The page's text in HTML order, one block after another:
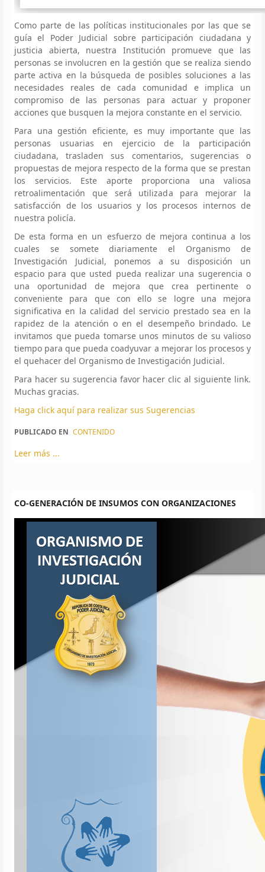
Como parte de las políticas institucionales por las que se
guía el Poder Judicial sobre participación ciudadana y
justicia abierta, nuestra Institución promueve que las
personas se involucren en la gestión que se realiza siendo
parte activa en la búsqueda de posibles soluciones a las
necesidades reales de cada comunidad e implica un
compromiso de las personas para actuar y proponer
acciones que busquen la mejora constante en el servicio.
Para una gestión eficiente, es muy importante que las
personas usuarias en ejercicio de la participación
ciudadana, trasladen sus comentarios, sugerencias o
propuestas de mejora respecto de la forma que se prestan
los servicios. Este aporte proporciona una valiosa
retroalimentación que será utilizada para mejorar la
satisfacción de los usuarios y los procesos internos de
nuestra policía.
De esta forma en un esfuerzo de mejora continua a los
cuales se somete diariamente el Organismo de
Investigación Judicial, ponemos a su disposición un
espacio para que usted pueda realizar una sugerencia o
una oportunidad de mejora que crea pertinente o
conveniente para que con ello se logre una mejora
significativa en la calidad del servicio prestado sea en la
rapidez de la atención o en el desempeño brindado. Le
invitamos que pueda tomarse unos minutos de su valioso
tiempo para que pueda coadyuvar a mejorar los procesos y
el quehacer del Organismo de Investigación Judicial.
Para hacer su sugerencia favor hacer clic al siguiente link.
Muchas gracias.
Haga click aquí para realizar sus Sugerencias
PUBLICADO EN CONTENIDO
Leer más ...
CO-GENERACIÓN DE INSUMOS CON ORGANIZACIONES